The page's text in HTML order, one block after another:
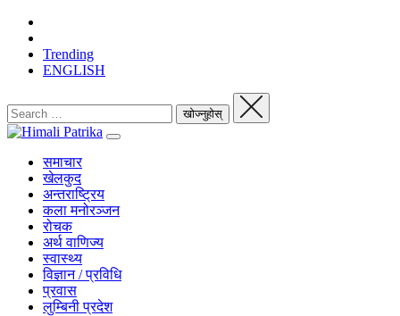
Trending
ENGLISH
समाचार
खेलकुद
अन्तराष्ट्रिय
कला मनोरञ्जन
रोचक
अर्थ वाणिज्य
स्वास्थ्य
विज्ञान / प्रविधि
प्रवास
लुम्बिनी प्रदेश